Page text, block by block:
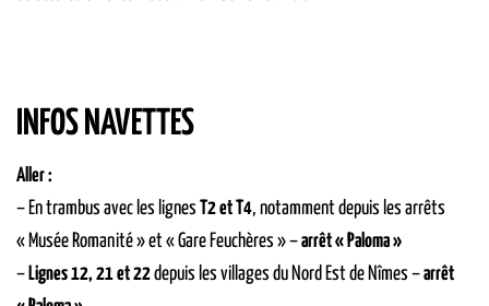
INFOS NAVETTES
Aller :
– En trambus avec les lignes
T2 et T4, notamment depuis les arrêts
« Musée Romanité » et « Gare Feuchères » –arrêt « Paloma »
– Lignes 12, 21 et 22depuis les villages du Nord Est de Nîmes –arrêt